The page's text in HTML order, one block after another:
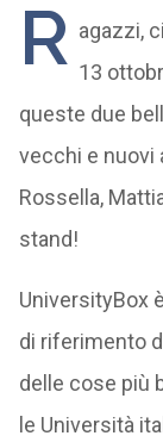
R agazzi,
13
queste due
vecchi e nuovi
Rossella,
stand!
UniversityBox
di riferimento
delle cose più
le Università